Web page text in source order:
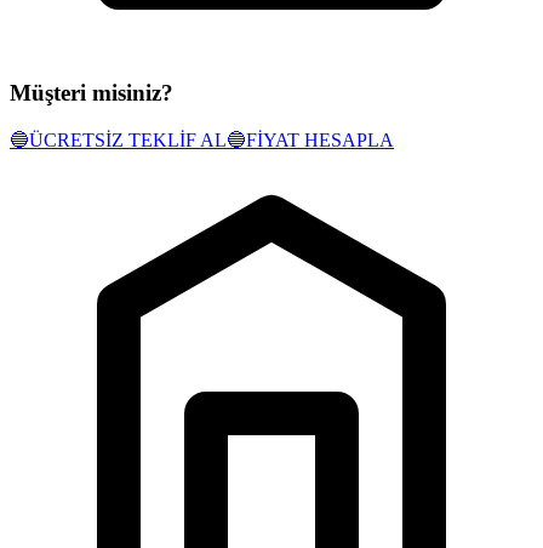
Müşteri misiniz?
🔵ÜCRETSİZ TEKLİF AL🔵FİYAT HESAPLA